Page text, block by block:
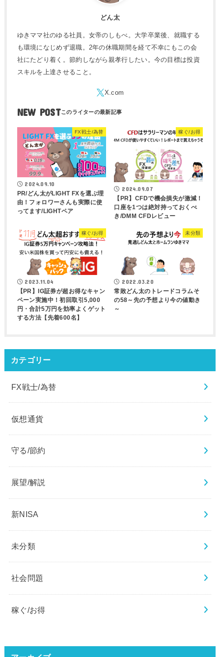
どん太
ゆきママ社のゆる社員。女帝のしもべ。大学卒業後、就職する
も環境になじめず退職。2年の休職期間を経て不幸にもこの会
社にたどり着く。節約しながら親孝行したい。今の目標は投資
スキルを上達させること。
NEW POST
FX戦士/為替
2024.09.10
PR/どん太がLIGHT FXを選ぶ理
由！フォロワーさんも実際に使
ってます/LIGHTペア
稼ぐ/お得
2024.09.07
【PR】CFDで機会損失が激減！
口座を1つは絶対持っておくべ
き/DMM CFDレビュー
稼ぐ/お得
2023.11.04
【PR】IG証券が超お得なキャン
ペーン実施中！初回取引5,000
円・合計5万円を効率よくゲット
する方法【先着600名】
未分類
2022.03.20
常敗どん太のトレードコラムそ
の58～先の予想より今の値動き
～
カテゴリー
FX戦士/為替
仮想通貨
守る/節約
展望/解説
新NISA
未分類
社会問題
稼ぐ/お得